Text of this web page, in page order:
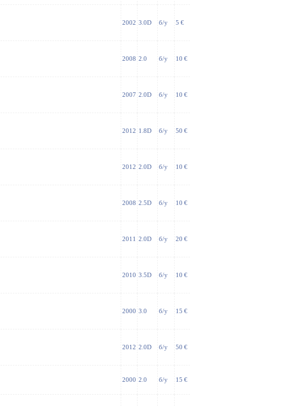
2002 3.0D б/у 5 €
2008 2.0 б/у 10 €
2007 2.0D б/у 10 €
2012 1.8D б/у 50 €
2012 2.0D б/у 10 €
2008 2.5D б/у 10 €
2011 2.0D б/у 20 €
2010 3.5D б/у 10 €
2000 3.0 б/у 15 €
2012 2.0D б/у 50 €
2000 2.0 б/у 15 €